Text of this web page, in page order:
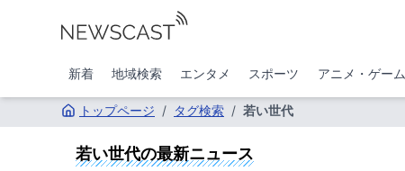
新着 地域検索 エンタメ スポーツ アニメ・ゲーム
トップページ / タグ検索 / 若い世代
若い世代の最新ニュース